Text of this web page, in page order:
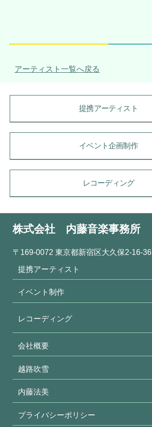
アーティスト一覧へ戻る
提携アーティスト
イベント企画制作
レコーディング
株式会社 内藤音楽事務所
〒169-0072 東京都新宿区大久保2-16-36
提携アーティスト
イベント制作
レコーディング
会社概要
越路吹雪
内藤法美
プライバシーポリシー